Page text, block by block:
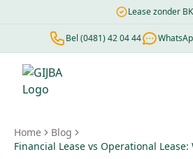
Lease zonder
Bel (0481) 42 04 44
Home
Blog
Financial Lease vs Operational Lease: